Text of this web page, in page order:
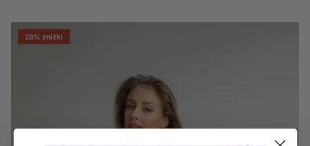
28% zniżki